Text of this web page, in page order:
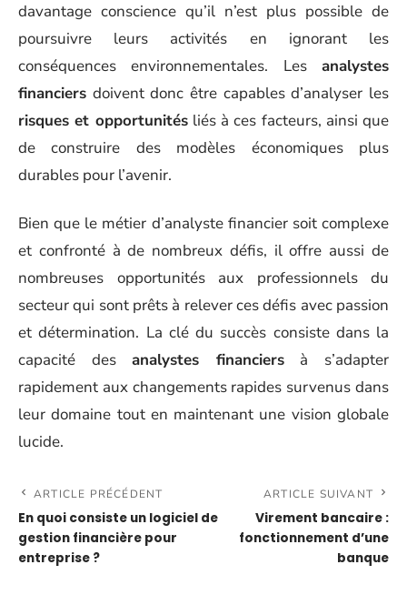
davantage conscience qu’il n’est plus possible de
poursuivre leurs activités en ignorant les
conséquences environnementales. Les analystes
financiers doivent donc être capables d’analyser les
risques et opportunitésliés à ces facteurs, ainsi que
de construire des modèles économiques plus
durables pour l’avenir.
Bien que le métier d’analyste financier soit complexe
et confronté à de nombreux défis, il offre aussi de
nombreuses opportunités aux professionnels du
secteur qui sont prêts à relever ces défis avec passion
et détermination. La clé du succès consiste dans la
capacité desanalystes financiersà s’adapter
rapidement aux changements rapides survenus dans
leur domaine tout en maintenant une vision globale
lucide.
ARTICLE PRÉCÉDENT
En quoi consiste un logiciel de
gestion financière pour
entreprise ?
ARTICLE SUIVANT
Virement bancaire :
fonctionnement d’une
banque